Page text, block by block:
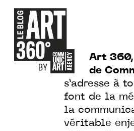
Art
de
s’adresse à
font de la
la
véritable